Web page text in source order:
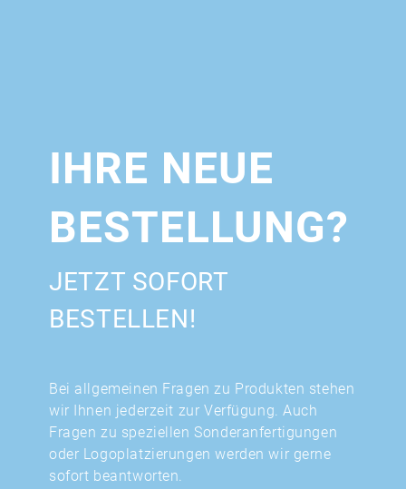
IHRE NEUE
BESTELLUNG?
JETZT SOFORT
BESTELLEN!
Bei allgemeinen Fragen zu Produkten stehen
wir Ihnen jederzeit zur Verfügung. Auch
Fragen zu speziellen Sonderanfertigungen
oder Logoplatzierungen werden wir gerne
sofort beantworten.